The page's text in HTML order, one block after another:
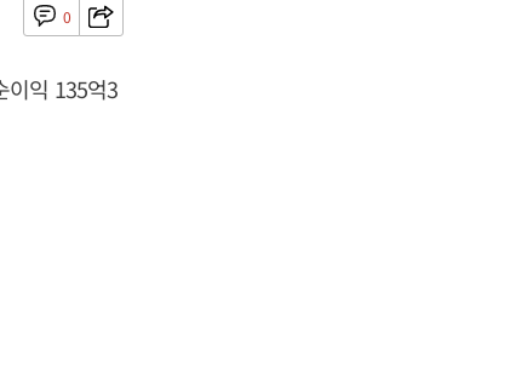
0
이익 135억3